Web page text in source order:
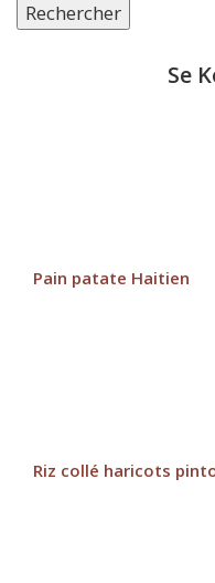
Rechercher
Se
Pain patate Haitien
Riz collé haricots